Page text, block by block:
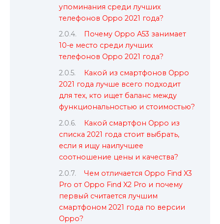
упоминания среди лучших
телефонов Oppo 2021 года?
Почему Oppo A53 занимает
10-е место среди лучших
телефонов Oppo 2021 года?
Какой из смартфонов Oppo
2021 года лучше всего подходит
для тех, кто ищет баланс между
функциональностью и стоимостью?
Какой смартфон Oppo из
списка 2021 года стоит выбрать,
если я ищу наилучшее
соотношение цены и качества?
Чем отличается Oppo Find X3
Pro от Oppo Find X2 Pro и почему
первый считается лучшим
смартфоном 2021 года по версии
Oppo?